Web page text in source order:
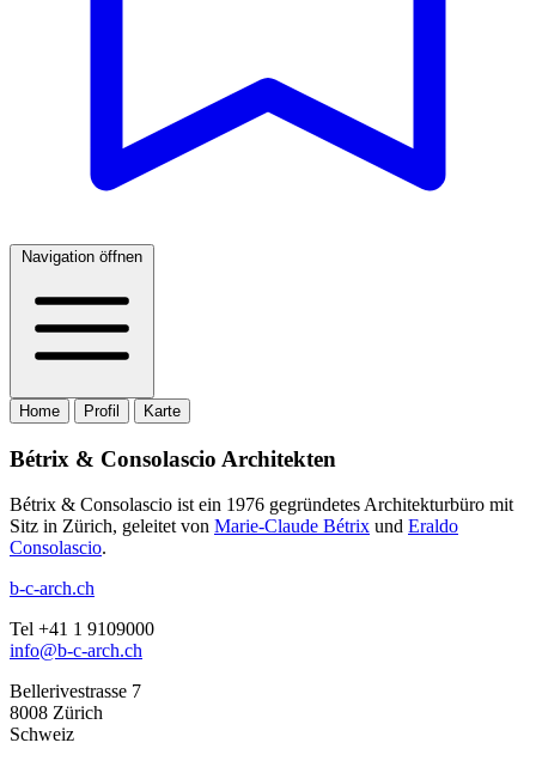
Navigation öffnen
Home Profil Karte
Bétrix & Consolascio Architekten
Bétrix & Consolascio ist ein 1976 gegründetes Architekturbüro mit
Sitz in Zürich, geleitet von Marie-Claude Bétrix und Eraldo
Consolascio.
b-c-arch.ch
Tel +41 1 9109000
info@b-c-arch.ch
Bellerivestrasse 7
8008 Zürich
Schweiz